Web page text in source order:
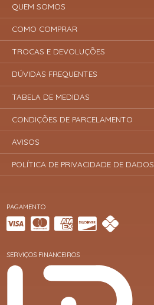
PAGAMENTO
SERVIÇOS FINANCEIROS
QUEM SOMOS
COMO COMPRAR
TROCAS E DEVOLUÇÕES
DÚVIDAS FREQUENTES
TABELA DE MEDIDAS
CONDIÇÕES DE PARCELAMENTO
AVISOS
POLÍTICA DE PRIVACIDADE DE DADOS